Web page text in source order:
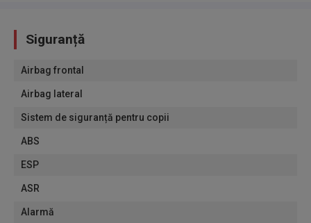
Siguranță
Airbag frontal
Airbag lateral
Sistem de siguranță pentru copii
ABS
ESP
ASR
Alarmă